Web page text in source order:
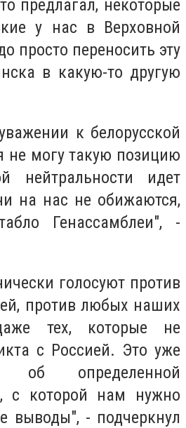
предлагал, некоторые
у нас в Верховной
просто переносить эту
в какую-то другую
к белорусской
не могу такую ​​позицию
нейтральности идет
на нас не обижаются,
Генассамблеи", -
голосуют против
против любых наших
тех, которые не
с Россией. Это уже
об определенной
с которой нам нужно
выводы", - подчеркнул